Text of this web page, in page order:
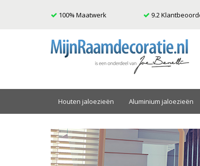
100% Maatwerk 9.2
Houten jaloezieën Aluminium jaloezieën